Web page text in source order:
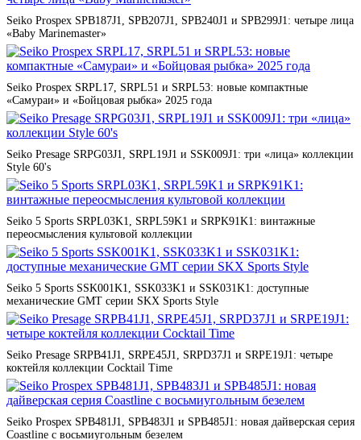
Seiko Prospex SPB187J1, SPB207J1, SPB240J1 и SPB299J1: четыре лица
«Baby Marinemaster»
Seiko Prospex SRPL17, SRPL51 и SRPL53: новые компактные
«Самураи» и «Бойцовая рыбка» 2025 года
Seiko Presage SRPG03J1, SRPL19J1 и SSK009J1: три «лица» коллекции
Style 60's
Seiko 5 Sports SRPL03K1, SRPL59K1 и SRPK91K1: винтажные
переосмысления культовой коллекции
Seiko 5 Sports SSK001K1, SSK033K1 и SSK031K1: доступные
механические GMT серии SKX Sports Style
Seiko Presage SRPB41J1, SRPE45J1, SRPD37J1 и SRPE19J1: четыре
коктейля коллекции Cocktail Time
Seiko Prospex SPB481J1, SPB483J1 и SPB485J1: новая дайверская серия
Coastline с восьмиугольным безелем